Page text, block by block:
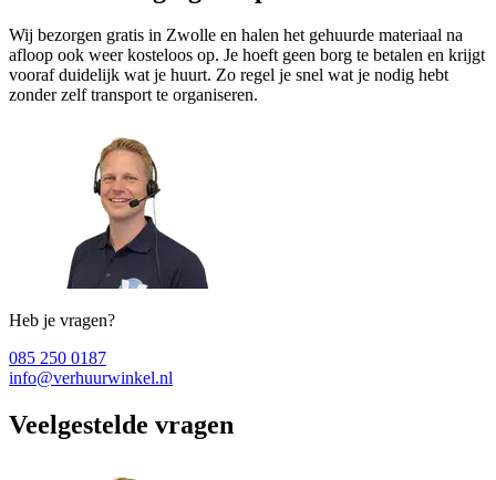
Wij bezorgen gratis in Zwolle en halen het gehuurde materiaal na
afloop ook weer kosteloos op. Je hoeft geen borg te betalen en krijgt
vooraf duidelijk wat je huurt. Zo regel je snel wat je nodig hebt
zonder zelf transport te organiseren.
Heb je vragen?
085 250 0187
info@verhuurwinkel.nl
Veelgestelde vragen